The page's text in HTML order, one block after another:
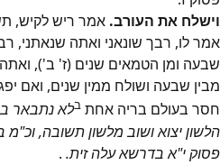
וישלח את העורב. אמר ריש לקיש,
אמר לו, רבך שונאני ואתה שנאתני,
שבעה ומן הטמאים שנים (ז' ב'),
מבין שבעה ושולח ממין שנים, ואם
חסר בעולם בריה אחת בלא נתבאר
הלשון יצוא ושוב מלשון תשובה,
פסוק י"א בדרשא עלה זית. .